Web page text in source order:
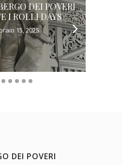
DEI POVERI
I ROLLI DAYS
15, 2025
DEI POVERI